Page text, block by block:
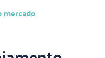
mercado